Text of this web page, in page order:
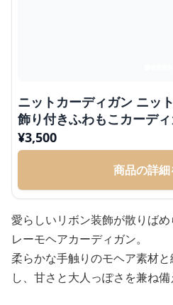
ニットカーディガン ニッ
飾り付きふわもこカーデ
¥3,500
商品の詳細
愛らしいリボン装飾が散りば
レーモヘアカーディガン。
柔らかな手触りのモヘア素材
し、甘さと大人っぽさを兼ね備